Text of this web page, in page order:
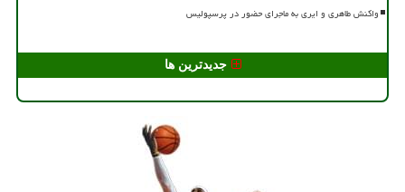
واکنش طاهری و ایری به ماجرای حضور در پرسپولیس
جدیدترین ها